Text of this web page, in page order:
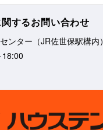
するお問い合わせ
ンター（JR佐世保駅構内）